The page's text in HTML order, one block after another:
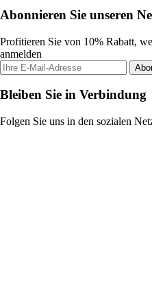
Abonnieren Sie unseren
Profitieren Sie von 10% Rabatt,
anmelden
Bleiben Sie in Verbindung
Folgen Sie uns in den sozialen